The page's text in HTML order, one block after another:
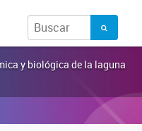
y biológica de la laguna